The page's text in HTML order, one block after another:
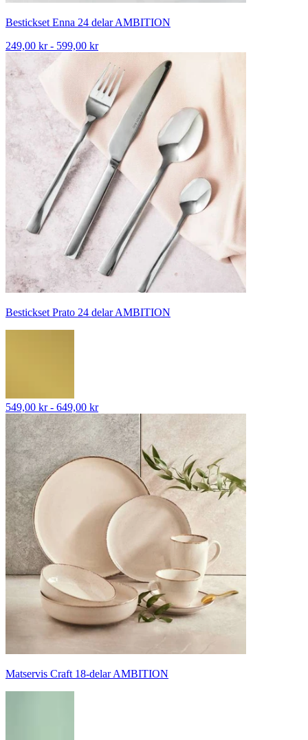
Bestickset Enna 24 delar AMBITION
249,00 kr - 599,00 kr
Bestickset Prato 24 delar AMBITION
549,00 kr - 649,00 kr
Matservis Craft 18-delar AMBITION